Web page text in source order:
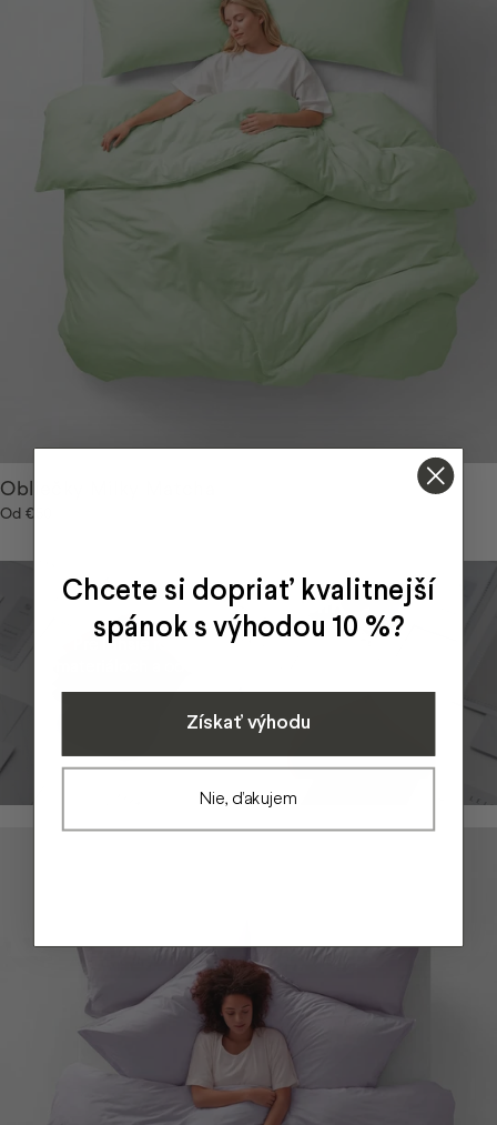
Obliečky Milky Matcha
Od €50
Lejaan vzorník
Pre ľahšie rozhodovanie a presnú predstavu o
Chcete si dopriať kvalitnejší
spánok s výhodou 10 %?
Získať výhodu
Nie, ďakujem